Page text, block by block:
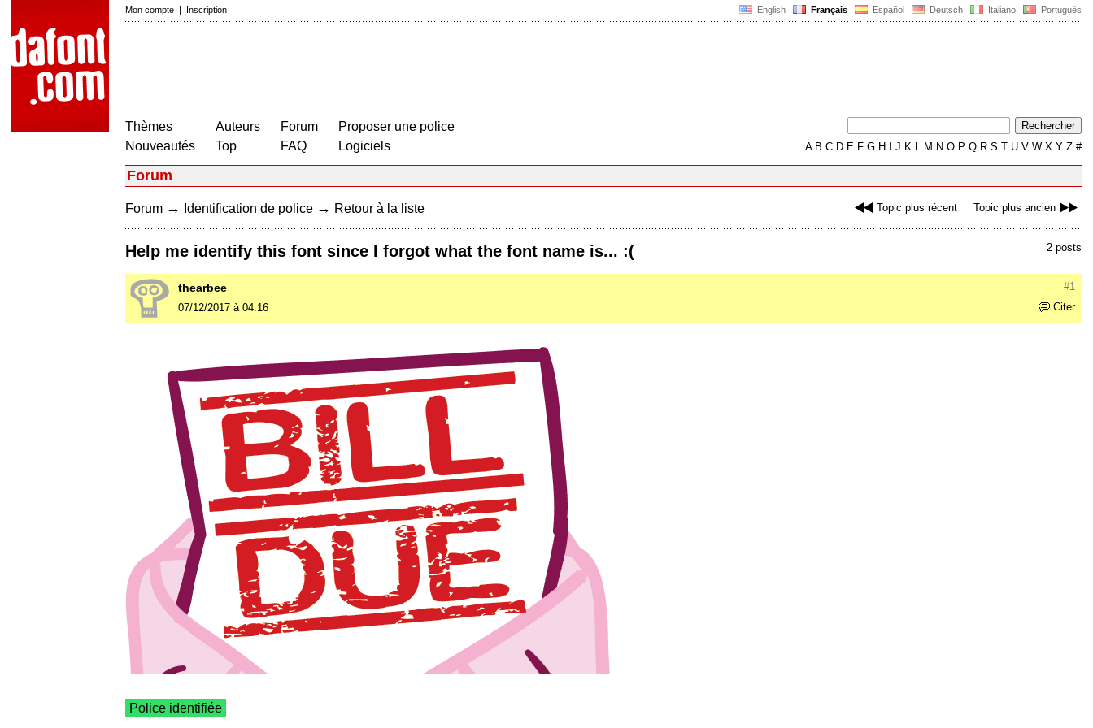
English Français Español Deutsch Italiano Português
Mon compte | Inscription
Thèmes
Nouveautés
Auteurs
Top
Forum
FAQ
Proposer une police
Logiciels
AB C D E F G H J K L M N O P Q R S T U V W X Y Z #
Forum
Topic plus récent Topic plus ancien
Forum → Identification de police → Retour à la liste
2 posts
Help me identify this font since I forgot what the font name is... :(
#1
thearbee
Citer
07/12/2017 à 04:16
Police identifiée